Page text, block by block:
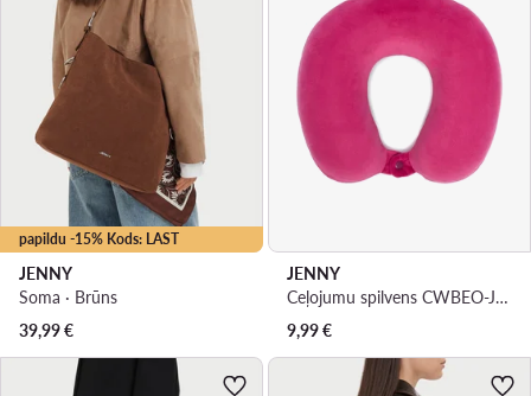
papildu -15% Kods: LAST
JENNY
Soma · Brūns
39,99€
JENNY
Ceļojumu spilvens CWBEO-JNY-001-AW26 Rozā
9,99€